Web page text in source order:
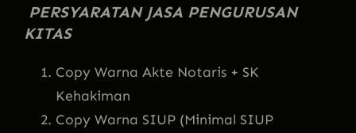
PERSYARATAN JASA PENGURUSAN
KITAS
Copy Warna Akte Notaris + SK
Kehakiman
Copy Warna SIUP (Minimal SIUP